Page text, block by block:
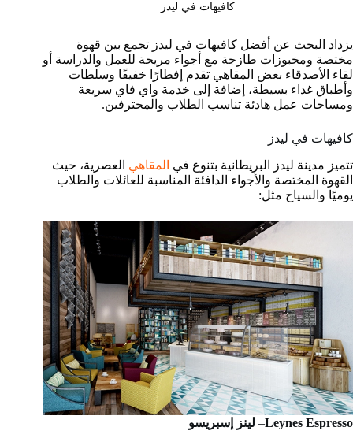
كافيهات في ليدز
يزداد البحث عن أفضل كافيهات في ليدز تجمع بين قهوة
مختصة ومخبوزات طازجة مع أجواء مريحة للعمل والدراسة أو
لقاء الأصدقاء بعض المقاهي تقدم إفطارًا خفيفًا وسلطات
وأطباق غداء بسيطة، إضافة إلى خدمة واي فاي سريعة
ومساحات عمل هادئة تناسب الطلاب والمحترفين.
كافيهات في ليدز
تتميز مدينة ليدز البريطانية بتنوع في المقاهي العصرية، حيث
القهوة المختصة والأجواء الدافئة المناسبة للعائلات والطلاب
يوميًا والسياح مثل:
Leynes Espresso
– لينز إسبريسو